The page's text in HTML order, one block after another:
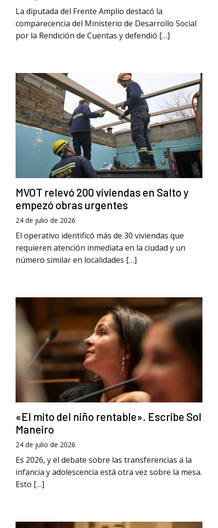
La diputada del Frente Amplio destacó la
comparecencia del Ministerio de Desarrollo Social
por la Rendición de Cuentas y defendió […]
MVOT relevó 200 viviendas en Salto y
empezó obras urgentes
24 de julio de 2026
El operativo identificó más de 30 viviendas que
requieren atención inmediata en la ciudad y un
número similar en localidades […]
«El mito del niño rentable». Escribe Sol
Maneiro
24 de julio de 2026
Es 2026, y el debate sobre las transferencias a la
infancia y adolescencia está otra vez sobre la mesa.
Esto […]